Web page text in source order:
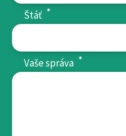
Štáť *
Vaše správa *